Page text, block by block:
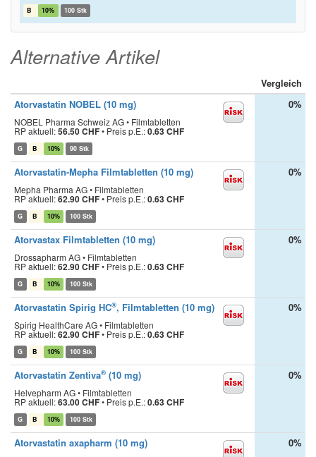
B 10% 100 Stk
Alternative Artikel
Vergleich
Atorvastatin NOBEL (10 mg)
NOBEL Pharma Schweiz AG • Filmtabletten
RP aktuell:56.50 CHF• Preis p.E.:0.63 CHF
G B 10% 90 Stk
0%
Atorvastatin-Mepha Filmtabletten (10 mg)
Mepha Pharma AG • Filmtabletten
RP aktuell:62.90 CHF• Preis p.E.:0.63 CHF
G B 10% 100 Stk
0%
Atorvastax Filmtabletten (10 mg)
Drossapharm AG • Filmtabletten
RP aktuell:62.90 CHF• Preis p.E.:0.63 CHF
G B 10% 100 Stk
0%
Atorvastatin Spirig HC®, Filmtabletten (10 mg)
Spirig HealthCare AG • Filmtabletten
RP aktuell:62.90 CHF• Preis p.E.:0.63 CHF
G B 10% 100 Stk
0%
Atorvastatin Zentiva® (10 mg)
Helvepharm AG • Filmtabletten
RP aktuell:63.00 CHF• Preis p.E.:0.63 CHF
G B 10% 100 Stk
0%
Atorvastatin axapharm (10 mg) 0%